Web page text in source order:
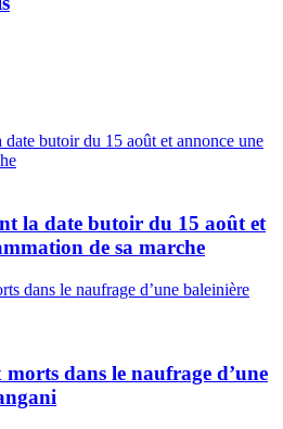
la date butoir du 15 août et
de sa marche
dans le naufrage d’une